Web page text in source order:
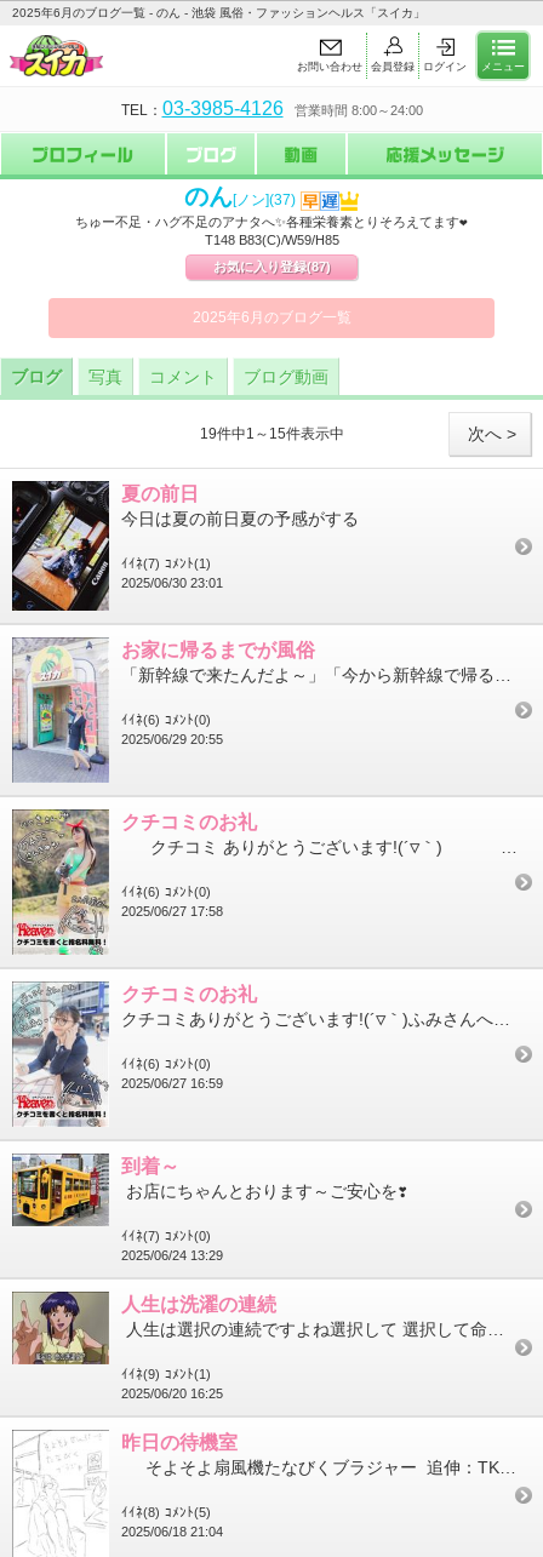
2025年6月のブログ一覧 - のん - 池袋 風俗・ファッションヘルス「スイカ」
お問い合わせ 会員登録 ログイン メニュー
TEL： 03-3985-4126 営業時間 8:00～24:00
のん[ノン](37)
ちゅー不足・ハグ不足のアナタへ✨各種栄養素とりそろえてます❤
T148 B83(C)/W59/H85
お気に入り登録(87)
2025年6月のブログ一覧
ブログ 写真 コメント ブログ動画
次へ >
19件中1～15件表示中
夏の前日
今日は夏の前日夏の予感がする
ｲｲﾈ(7) ｺﾒﾝﾄ(1)
2025/06/30 23:01
お家に帰るまでが風俗
ｲｲﾈ(6) ｺﾒﾝﾄ(0)
2025/06/29 20:55
クチコミのお礼
ｲｲﾈ(6) ｺﾒﾝﾄ(0)
2025/06/27 17:58
クチコミのお礼
ｲｲﾈ(6) ｺﾒﾝﾄ(0)
2025/06/27 16:59
到着～
お店にちゃんとおります～​​​​​​​ご安心を❣️
ｲｲﾈ(7) ｺﾒﾝﾄ(0)
2025/06/24 13:29
人生は洗濯の連続
ｲｲﾈ(9) ｺﾒﾝﾄ(1)
2025/06/20 16:25
昨日の待機室
ｲｲﾈ(8) ｺﾒﾝﾄ(5)
2025/06/18 21:04